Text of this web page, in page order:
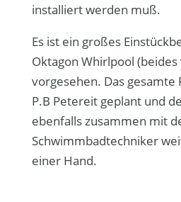
installiert werden muß.
Es ist ein großes
Oktagon Whirlpool
vorgesehen. Das
P.B Petereit geplant und
ebenfalls zusammen mit
Schwimmbadtechniker
einer Hand.